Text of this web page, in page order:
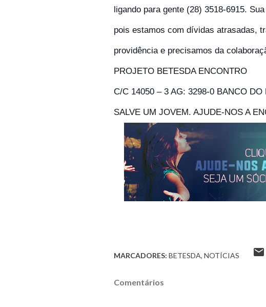
ligando para gente (28) 3518-6915.
pois estamos com dívidas atrasadas,
providência e precisamos da
PROJETO BETESDA ENCONTRO
C/C 14050 – 3 AG: 3298-0 BANCO DO
SALVE UM JOVEM. AJUDE-NOS A
MARCADORES: BETESDA NOTÍCIAS
Comentários